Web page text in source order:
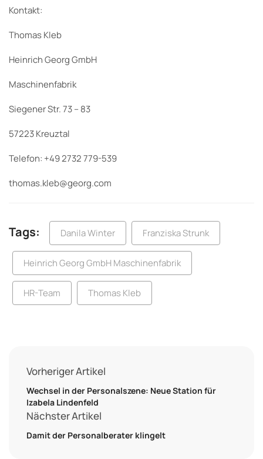
Kontakt:
Thomas Kleb
Heinrich Georg GmbH
Maschinenfabrik
Siegener Str. 73 – 83
57223 Kreuztal
Telefon: +49 2732 779-539
thomas.kleb@georg.com
Tags: Danila Winter Franziska Strunk
Heinrich Georg GmbH Maschinenfabrik
HR-Team Thomas Kleb
Vorheriger Artikel
Wechsel in der Personalszene: Neue Station für
Izabela Lindenfeld
Nächster Artikel
Damit der Personalberater klingelt